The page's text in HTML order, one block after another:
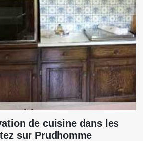
de cuisine dans les
sur Prudhomme